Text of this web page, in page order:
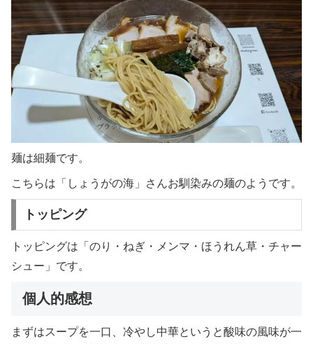
麺は細麺です。
こちらは「しょうがの海」さんお馴染みの麺のようです。
トッピング
トッピングは「のり・ねぎ・メンマ・ほうれん草・チャー
シュー」です。
個人的感想
まずはスープを一口、冷やし中華というと酸味の風味が一